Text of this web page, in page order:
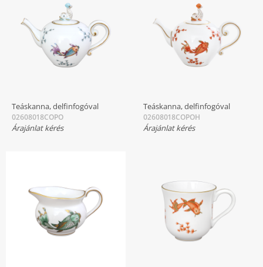
Teáskanna, delfinfogóval
02608018COPO
Árajánlat kérés
Teáskanna, delfinfogóval
02608018COPOH
Árajánlat kérés